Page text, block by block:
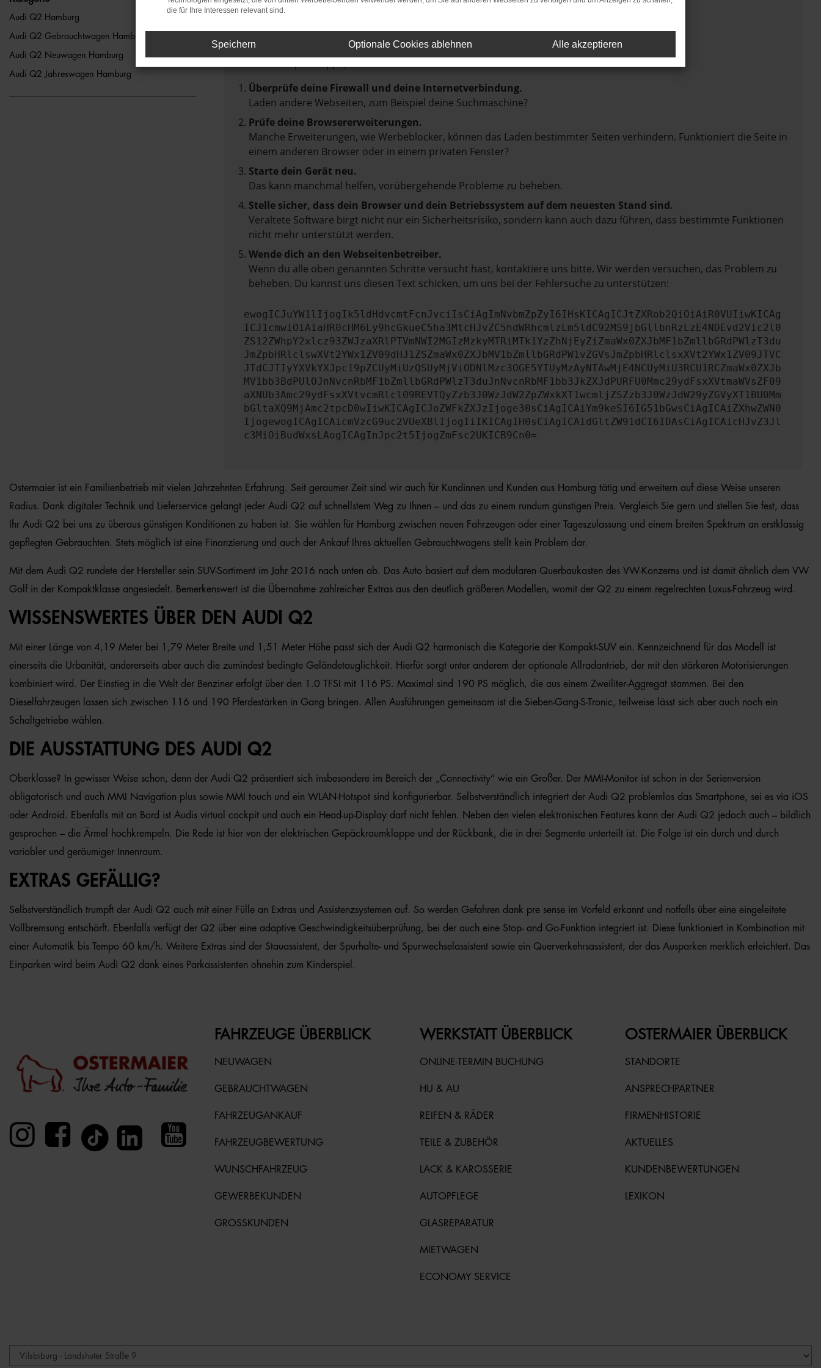
Audi Q2 Hamburg
Audi Q2 Gebrauchtwagen Hamburg
Audi Q2 Neuwagen Hamburg
Audi Q2 Jahreswagen Hamburg
Beim Laden ist ein Fehler aufgetreten.
Hier sind ein paar Tipps, die dir helfen können:
Überprüfe deine Firewall und deine Internetverbindung.
Laden andere Webseiten, zum Beispiel deine Suchmaschine?
Prüfe deine Browsererweiterungen.
Manche Erweiterungen, wie Werbeblocker, können das Laden bestimmter Seiten verhindern. Funktioniert die Seite in
einem anderen Browser oder in einem privaten Fenster?
Starte dein Gerät neu.
Das kann manchmal helfen, vorübergehende Probleme zu beheben.
Stelle sicher, dass dein Browser und dein Betriebssystem auf dem neuesten Stand sind.
Veraltete Software birgt nicht nur ein Sicherheitsrisiko, sondern kann auch dazu führen, dass bestimmte Funktionen
nicht mehr unterstützt werden.
Wende dich an den Webseitenbetreiber.
Wenn du alle oben genannten Schritte versucht hast, kontaktiere uns bitte. Wir werden versuchen, das Problem zu
beheben. Du kannst uns diesen Text schicken, um uns bei der Fehlersuche zu unterstützen:
ewogICJuYW1lIjogIk5ldHdvcmtFcnJvciIsCiAgImNvbmZpZyI6IHsKICAgICJtZXRob2QiOiAiR0VUIiwKICAg
ICJ1cmwiOiAiaHR0cHM6Ly9hcGkueC5ha3MtcHJvZC5hdWRhcmlzLm5ldC92MS9jbGllbnRzLzE4NDEvd2Vic2l0
ZS12ZWhpY2xlcz93ZWJzaXRlPTVmNWI2MGIzMzkyMTRiMTk1YzZhNjEyZiZmaWx0ZXJbMF1bZmllbGRdPWlzT3du
JmZpbHRlclswXVt2YWx1ZV09dHJ1ZSZmaWx0ZXJbMV1bZmllbGRdPW1vZGVsJmZpbHRlclsxXVt2YWx1ZV09JTVC
JTdCJTIyYXVkYXJpc19pZCUyMiUzQSUyMjViODNlMzc3OGE5YTUyMzAyNTAwMjE4NCUyMiU3RCU1RCZmaWx0ZXJb
MV1bb3BdPUlOJnNvcnRbMF1bZmllbGRdPWlzT3duJnNvcnRbMF1bb3JkZXJdPURFU0Mmc29ydFsxXVtmaWVsZF09
aXNUb3Amc29ydFsxXVtvcmRlcl09REVTQyZzb3J0WzJdW2ZpZWxkXT1wcmljZSZzb3J0WzJdW29yZGVyXT1BU0Mm
bGltaXQ9MjAmc2tpcD0wIiwKICAgICJoZWFkZXJzIjoge30sCiAgICAiYm9keSI6IG51bGwsCiAgICAiZXhwZWN0
IjogewogICAgICAicmVzcG9uc2VUeXBlIjogIiIKICAgIH0sCiAgICAidGltZW91dCI6IDAsCiAgICAicHJvZ3Jl
c3MiOiBudWxsLAogICAgInJpc2t5IjogZmFsc2UKICB9Cn0=
Ostermaier ist ein Familienbetrieb mit vielen Jahrzehnten Erfahrung. Seit geraumer Zeit sind wir auch für Kundinnen und Kunden aus Hamburg tätig und erweitern auf diese Weise unseren
Radius. Dank digitaler Technik und Lieferservice gelangt jeder Audi Q2 auf schnellstem Weg zu Ihnen – und das zu einem rundum günstigen Preis. Vergleich Sie gern und stellen Sie fest, dass
Ihr Audi Q2 bei uns zu überaus günstigen Konditionen zu haben ist. Sie wählen für Hamburg zwischen neuen Fahrzeugen oder einer Tageszulassung und einem breiten Spektrum an erstklassig
gepflegten Gebrauchten. Stets möglich ist eine Finanzierung und auch der Ankauf Ihres aktuellen Gebrauchtwagens stellt kein Problem dar.
Mit dem Audi Q2 rundete der Hersteller sein SUV-Sortiment im Jahr 2016 nach unten ab. Das Auto basiert auf dem modularen Querbaukasten des VW-Konzerns und ist damit ähnlich dem VW
Golf in der Kompaktklasse angesiedelt. Bemerkenswert ist die Übernahme zahlreicher Extras aus den deutlich größeren Modellen, womit der Q2 zu einem regelrechten Luxus-Fahrzeug wird.
WISSENSWERTES ÜBER DEN AUDI Q2
Mit einer Länge von 4,19 Meter bei 1,79 Meter Breite und 1,51 Meter Höhe passt sich der Audi Q2 harmonisch die Kategorie der Kompakt-SUV ein. Kennzeichnend für das Modell ist
einerseits die Urbanität, andererseits aber auch die zumindest bedingte Geländetauglichkeit. Hierfür sorgt unter anderem der optionale Allradantrieb, der mit den stärkeren Motorisierungen
kombiniert wird. Der Einstieg in die Welt der Benziner erfolgt über den 1.0 TFSI mit 116 PS. Maximal sind 190 PS möglich, die aus einem Zweiliter-Aggregat stammen. Bei den
Dieselfahrzeugen lassen sich zwischen 116 und 190 Pferdestärken in Gang bringen. Allen Ausführungen gemeinsam ist die Sieben-Gang-S-Tronic, teilweise lässt sich aber auch noch ein
Schaltgetriebe wählen.
DIE AUSSTATTUNG DES AUDI Q2
Oberklasse? In gewisser Weise schon, denn der Audi Q2 präsentiert sich insbesondere im Bereich der „Connectivity“ wie ein Großer. Der MMI-Monitor ist schon in der Serienversion
obligatorisch und auch MMI Navigation plus sowie MMI touch und ein WLAN-Hotspot sind konfigurierbar. Selbstverständlich integriert der Audi Q2 problemlos das Smartphone, sei es via iOS
oder Android. Ebenfalls mit an Bord ist Audis virtual cockpit und auch ein Head-up-Display darf nicht fehlen. Neben den vielen elektronischen Features kann der Audi Q2 jedoch auch – bildlich
gesprochen – die Ärmel hochkrempeln. Die Rede ist hier von der elektrischen Gepäckraumklappe und der Rückbank, die in drei Segmente unterteilt ist. Die Folge ist ein durch und durch
variabler und geräumiger Innenraum.
EXTRAS GEFÄLLIG?
Selbstverständlich trumpft der Audi Q2 auch mit einer Fülle an Extras und Assistenzsystemen auf. So werden Gefahren dank pre sense im Vorfeld erkannt und notfalls über eine eingeleitete
Vollbremsung entschärft. Ebenfalls verfügt der Q2 über eine adaptive Geschwindigkeitsüberprüfung, bei der auch eine Stop- and Go-Funktion integriert ist. Diese funktioniert in Kombination mit
einer Automatik bis Tempo 60 km/h. Weitere Extras sind der Stauassistent, der Spurhalte- und Spurwechselassistent sowie ein Querverkehrsassistent, der das Ausparken merklich erleichtert. Das
Einparken wird beim Audi Q2 dank eines Parkassistenten ohnehin zum Kinderspiel.
FAHRZEUGE ÜBERBLICK
NEUWAGEN
GEBRAUCHTWAGEN
FAHRZEUGANKAUF
FAHRZEUGBEWERTUNG
WUNSCHFAHRZEUG
GEWERBEKUNDEN
GROSSKUNDEN
WERKSTATT ÜBERBLICK
ONLINE-TERMIN BUCHUNG
HU & AU
REIFEN & RÄDER
TEILE & ZUBEHÖR
LACK & KAROSSERIE
AUTOPFLEGE
GLASREPARATUR
MIETWAGEN
ECONOMY SERVICE
OSTERMAIER ÜBERBLICK
STANDORTE
ANSPRECHPARTNER
FIRMENHISTORIE
AKTUELLES
KUNDENBEWERTUNGEN
LEXIKON
die für Ihre Interessen relevant sind.
Speichern Optionale Cookies ablehnen Alle akzeptieren